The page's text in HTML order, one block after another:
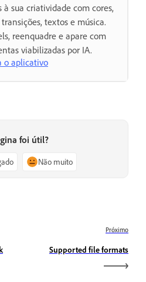
à sua criatividade com cores,
textos e música.
reenquadre e apare com
viabilizadas por IA.
o aplicativo
foi útil?
Não muito
Próximo
Supported file formats